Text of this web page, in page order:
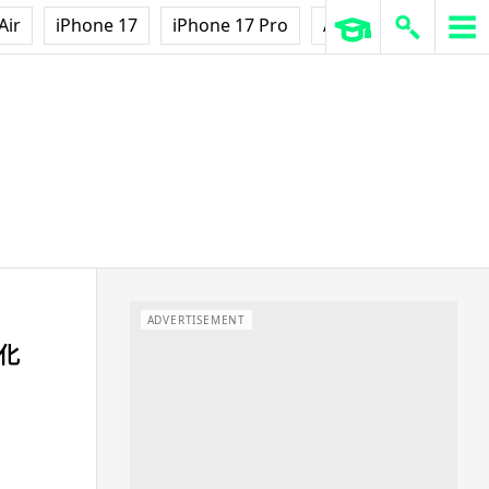
iPhone 17 iPhone 17 Pro AirPods Pro 3
ADVERTISEMENT